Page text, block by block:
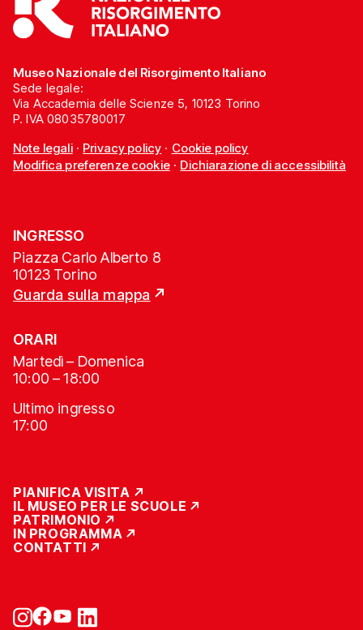
Museo Nazionale del Risorgimento Italiano
Sede legale:
Via Accademia delle Scienze 5, 10123 Torino
P. IVA 08035780017
Note legali· Privacy policy · Cookie policy
Modifica preferenze cookie· Dichiarazione di accessibilità
INGRESSO
Piazza Carlo Alberto 8
10123 Torino
Guarda sulla mappa
ORARI
Martedì – Domenica
10:00 – 18:00
Ultimo ingresso
17:00
PIANIFICA VISITA
IL MUSEO PER LE SCUOLE
PATRIMONIO
IN PROGRAMMA
CONTATTI